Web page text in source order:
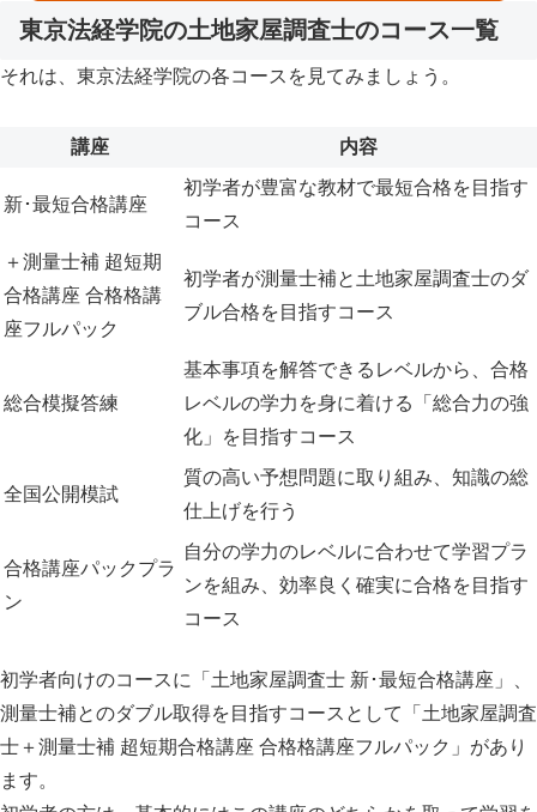
東京法経学院の土地家屋調査士のコース一覧
それは、東京法経学院の各コースを見てみましょう。
講座 内容
新･最短合格講座
初学者が豊富な教材で最短合格を目指す
コース
＋測量士補 超短期
合格講座 合格格講
座フルパック
初学者が測量士補と土地家屋調査士のダ
ブル合格を目指すコース
総合模擬答練
基本事項を解答できるレベルから、合格
レベルの学力を身に着ける「総合力の強
化」を目指すコース
全国公開模試
質の高い予想問題に取り組み、知識の総
仕上げを行う
合格講座パックプラ
ン
自分の学力のレベルに合わせて学習プラ
ンを組み、効率良く確実に合格を目指す
コース
初学者向けのコースに「土地家屋調査士 新･最短合格講座」、
測量士補とのダブル取得を目指すコースとして「土地家屋調査
士＋測量士補 超短期合格講座 合格格講座フルパック」があり
ます。